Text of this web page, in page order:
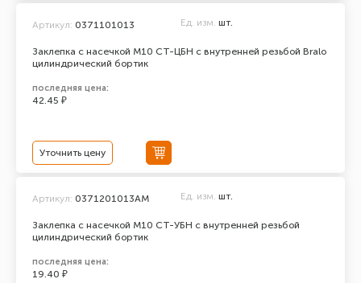
Заклепка с насечкой М10 СТ-ЦБН с внутренней резьбой Bralo
цилиндрический бортик
Артикул: 0371101013 Ед. изм. шт.
последняя цена:
42.45 ₽
Уточнить цену
Заклепка с насечкой М10 СТ-УБН с внутренней резьбой
цилиндрический бортик
Артикул: 0371201013АМ Ед. изм. шт.
последняя цена:
19.40 ₽